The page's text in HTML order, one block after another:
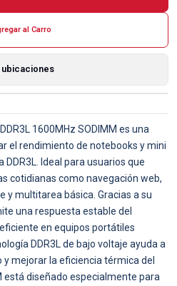
al Carro
ubicaciones
1600MHz SODIMM es una
el rendimiento de notebooks y mini
Ideal para usuarios que
cotidianas como navegación web,
y multitarea básica. Gracias a su
una respuesta estable del
en equipos portátiles
DDR3L de bajo voltaje ayuda a
mejorar la eficiencia térmica del
está diseñado especialmente para